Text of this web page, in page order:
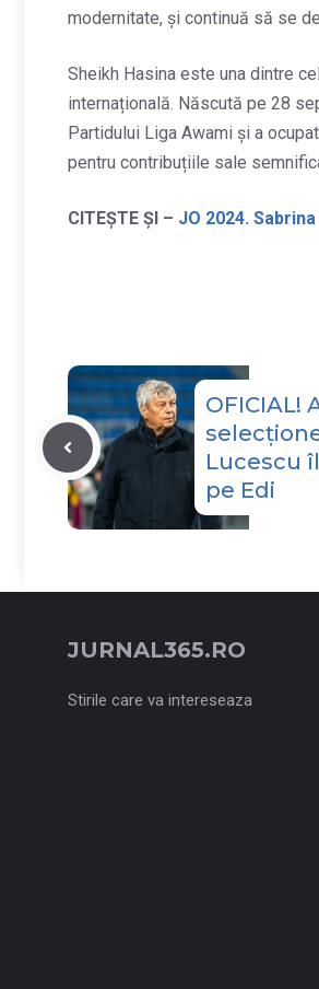
modernitate, și continuă să se
Sheikh Hasina este una dintre
internațională. Născută pe 28
Partidului Liga Awami și a
pentru contribuțiile sale
CITEȘTE ȘI – JO 2024.
OFICIAL!
Lucescu
pe Edi
JURNAL365.RO
Stirile care va intereseaza